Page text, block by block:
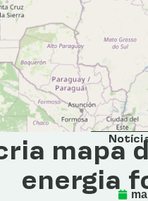
mapa
energia